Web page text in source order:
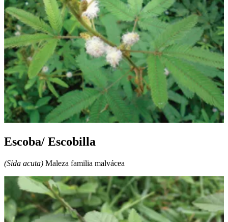
Escoba/ Escobilla
(Sida acuta) Maleza familia malvácea